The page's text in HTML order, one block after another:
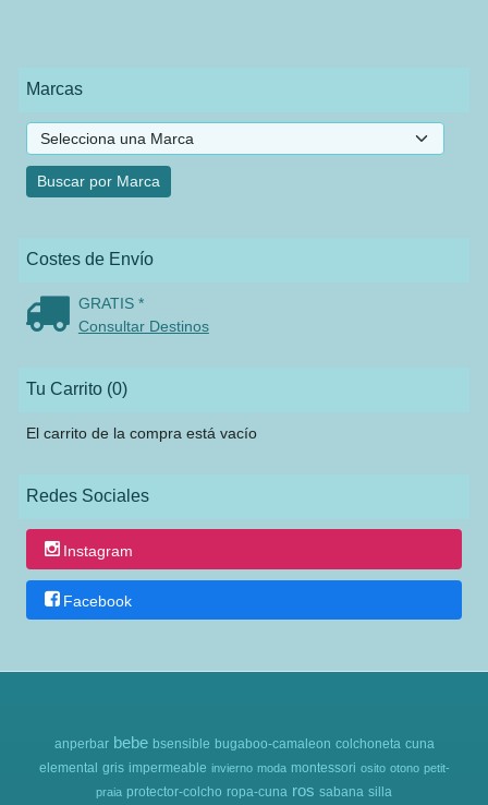
Marcas
Costes de Envío
GRATIS *
Consultar Destinos
Tu Carrito (0)
El carrito de la compra está vacío
Redes Sociales
Instagram
Facebook
anperbar bebe bsensible bugaboo-camaleon colchoneta cuna
elemental gris impermeable invierno moda montessori osito otono petit-
praia protector-colcho ropa-cuna ros sabana silla